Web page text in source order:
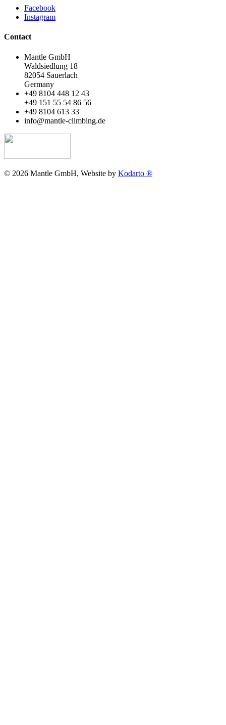
Facebook
Instagram
Contact
Mantle GmbH
Waldsiedlung 18
82054 Sauerlach
Germany
+49 8104 448 12 43
+49 151 55 54 86 56
+49 8104 613 33
info@mantle-climbing.de
© 2026 Mantle GmbH, Website by Kodarto ®